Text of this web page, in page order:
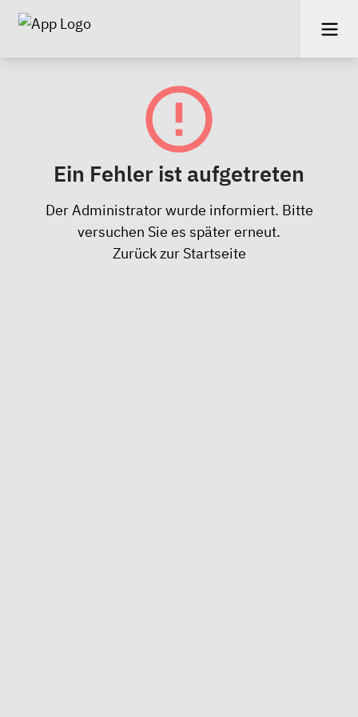
Ein Fehler ist aufgetreten
Der Administrator wurde informiert. Bitte
versuchen Sie es später erneut.
Zurück zur Startseite